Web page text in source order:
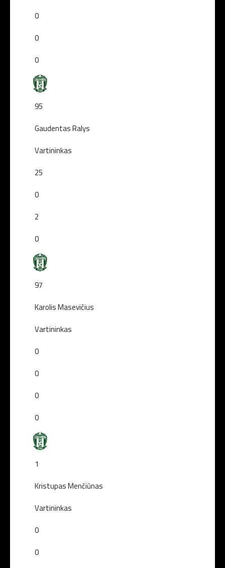
0
0
0
95
Gaudentas Ralys
Vartininkas
25
0
2
0
97
Karolis Masevičius
Vartininkas
0
0
0
0
1
Kristupas Menčiūnas
Vartininkas
0
0